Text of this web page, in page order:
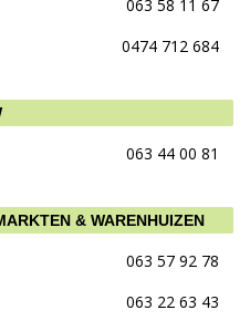
063 58 11 67
0474 712 684
063 44 00 81
& WARENHUIZEN
063 57 92 78
063 22 63 43